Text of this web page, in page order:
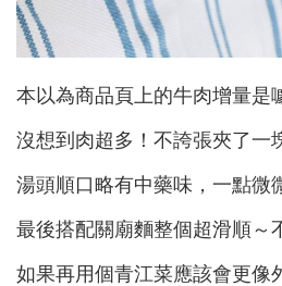
本以為商品頁上的牛肉增量
沒想到肉超多！不誇張夾了一
湯頭順口略有中藥味，一點微
最後搭配關廟麵整個超滑順～
如果再用個青江菜應該會更像